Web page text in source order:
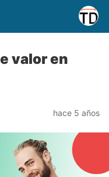
valor en
hace 5 años